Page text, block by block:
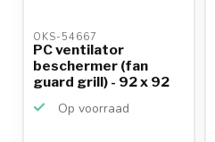
OKS-54667
PC ventilator
beschermer (fan
guard grill) - 92 x 92
Op voorraad